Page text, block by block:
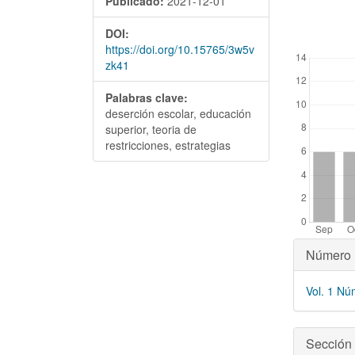
DOI:
https://doi.org/10.15765/3w5v
zk41
Palabras clave:
deserción escolar, educación
superior, teoria de
restricciones, estrategias
del
Número
Vol. 1
Sección